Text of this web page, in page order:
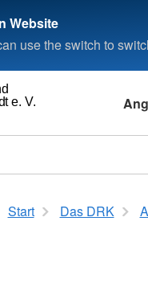
Website
use the switch to
e. V.
Start Das DRK